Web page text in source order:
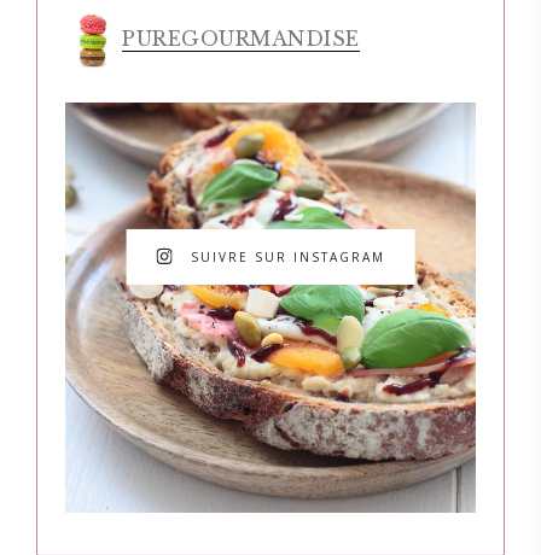
PUREGOURMANDISE
SUIVRE SUR INSTAGRAM